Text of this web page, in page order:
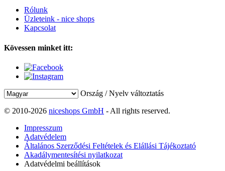
Rólunk
Üzleteink - nice shops
Kapcsolat
Kövessen minket itt:
Ország / Nyelv változtatás
© 2010-2026 niceshops GmbH - All rights reserved.
Impresszum
Adatvédelem
Általános Szerződési Feltételek és Elállási Tájékoztató
Akadálymentesítési nyilatkozat
Adatvédelmi beállítások